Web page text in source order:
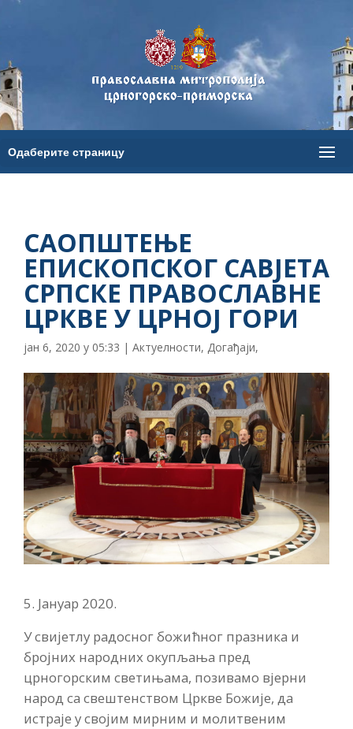
САОПШТЕЊЕ
ЕПИСКОПСКОГ САВЈЕТА
СРПСКЕ ПРАВОСЛАВНЕ
ЦРКВЕ У ЦРНОЈ ГОРИ
јан 6, 2020 у 05:33 | Актуелности, Догађаји,
5. Јануар 2020.
У свијетлу радосног божићног празника и
бројних народних окупљања пред
црногорским светињама, позивамо вјерни
народ са свештенством Цркве Божије, да
истраје у својим мирним и молитвеним